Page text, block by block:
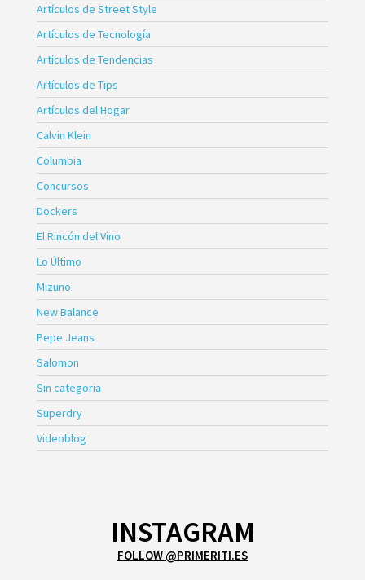
Artículos de Street Style
Artículos de Tecnología
Artículos de Tendencias
Artículos de Tips
Artículos del Hogar
Calvin Klein
Columbia
Concursos
Dockers
El Rincón del Vino
Lo Último
Mizuno
New Balance
Pepe Jeans
Salomon
Sin categoria
Superdry
Videoblog
INSTAGRAM
FOLLOW @PRIMERITI.ES